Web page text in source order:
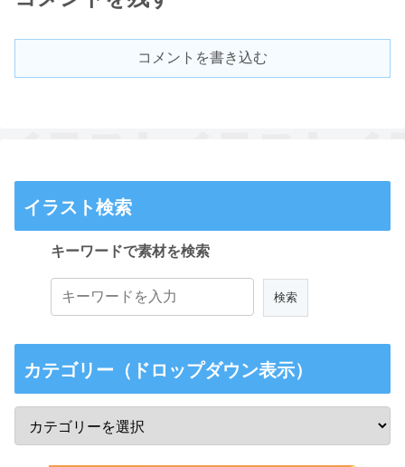
コメントを書き込む
イラスト検索
キーワードで素材を検索
カテゴリー（ドロップダウン表示）